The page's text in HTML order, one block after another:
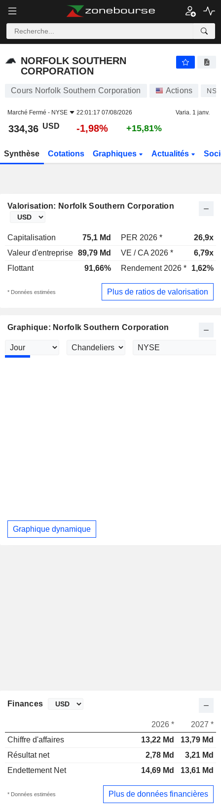
NORFOLK SOUTHERN
CORPORATION
Cours Norfolk Southern Corporation Actions NSC
Marché Fermé - NYSE 22:01:17 07/08/2026 Varia. 1 janv.
334,36 USD -1,98% +15,81%
Synthèse Cotations Graphiques Actualités
Valorisation: Norfolk Southern Corporation
Capitalisation 75,1 Md PER 2026 *
26,9x
Valeur d'entreprise 89,79 Md VE / CA 2026 *
6,79x
Flottant
91,66% Rendement 2026 * 1,62%
* Données estimées Plus de ratios de valorisation
Graphique: Norfolk Southern Corporation
Graphique dynamique
Finances
2026 *
2027 *
Chiffre d'affaires
13,22 Md
13,79 Md
Résultat net
2,78 Md
3,21 Md
Endettement Net
14,69 Md 13,61 Md
* Données estimées Plus de données financières